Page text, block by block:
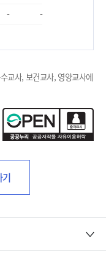
- -
교사, 보건교사, 영양교사에
기